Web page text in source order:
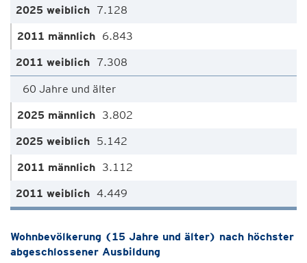
7.128
6.843
7.308
60 Jahre und älter
3.802
5.142
3.112
4.449
Wohnbevölkerung (15 Jahre und älter) nach höchster
abgeschlossener Ausbildung